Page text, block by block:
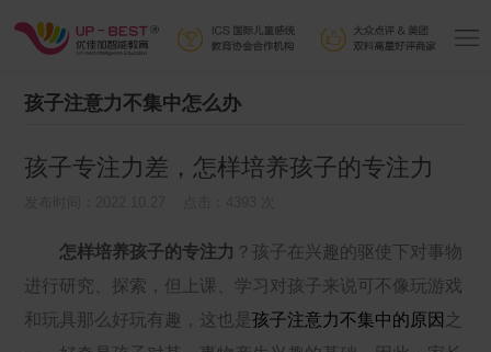
孩子注意力不集中怎么办
孩子专注力差，怎样培养孩子的专注力
怎样培养孩子的专注力 ？孩子在兴趣的驱使下对事物
进行研究、探索，但上课、学习对孩子来说可不像玩游戏
和玩具那么好玩有趣，这也是孩子注意力不集中的原因 之